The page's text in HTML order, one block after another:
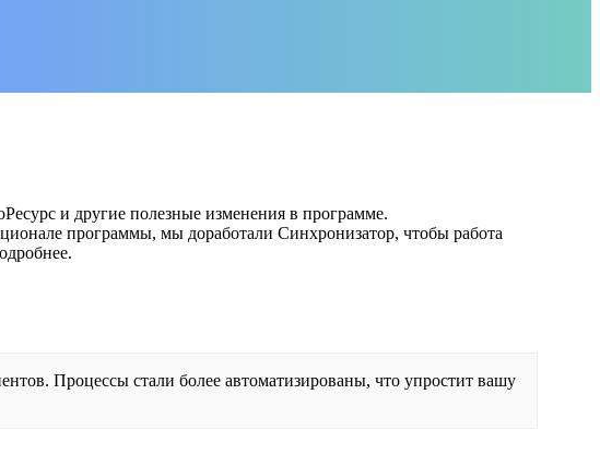
и другие полезные изменения в программе.
программы, мы доработали Синхронизатор, чтобы работа
Процессы стали более автоматизированы, что упростит вашу